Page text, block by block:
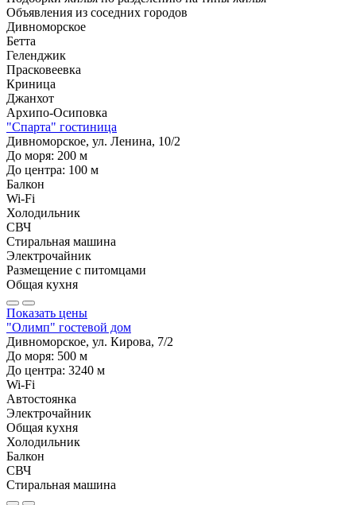
Объявления из соседних городов
Дивноморское
Бетта
Геленджик
Прасковеевка
Криница
Джанхот
Архипо-Осиповка
"Спарта" гостиница
Дивноморское, ул. Ленина, 10/2
До моря: 200 м
До центра: 100 м
Балкон
Wi-Fi
Холодильник
СВЧ
Стиральная машина
Электрочайник
Размещение с питомцами
Общая кухня
Показать цены
"Олимп" гостевой дом
Дивноморское, ул. Кирова, 7/2
До моря: 500 м
До центра: 3240 м
Wi-Fi
Автостоянка
Электрочайник
Общая кухня
Холодильник
Балкон
СВЧ
Стиральная машина